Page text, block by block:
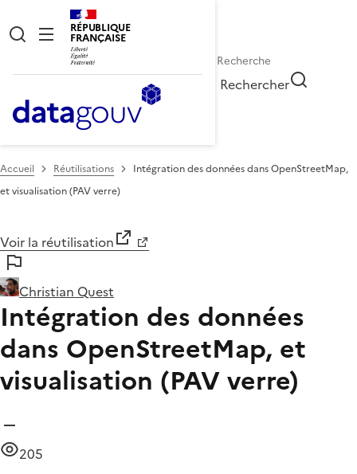
RÉPUBLIQUE
FRANÇAISE
Rechercher
Accueil Réutilisations
Intégration des données dans OpenStreetMap,
et visualisation (PAV verre)
Voir la réutilisation
Christian Quest
Intégration des données
dans OpenStreetMap, et
visualisation (PAV verre)
205